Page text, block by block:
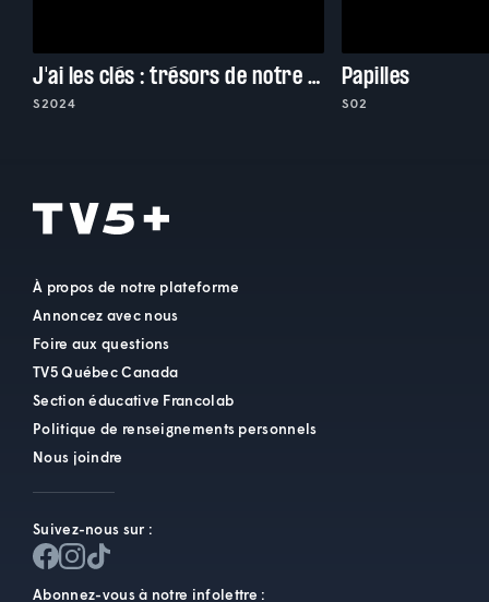
J'ai les clés : trésors de notre patrimoine
S2024
Papilles
S02
À propos de notre plateforme
Annoncez avec nous
Foire aux questions
TV5 Québec Canada
Section éducative Francolab
Politique de renseignements personnels
Nous joindre
Suivez-nous sur :
Abonnez-vous à notre infolettre :